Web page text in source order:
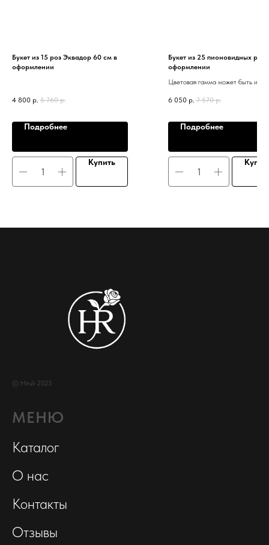
Букет из 15 роз Эквадор 60 см в
оформлении
4 800 р. 5 760 р.
Подробнее
Купить
Букет из 25 пионовидных роз
оформлении
Цветовая гамма может быть
6 050 р. 7 570 р.
Подробнее
© Hiruli 2025
МЕНЮ
Каталог
О нас
Контакты
Отзывы